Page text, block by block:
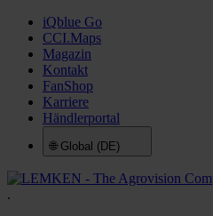
iQblue Go
CCI.Maps
Magazin
Kontakt
FanShop
Karriere
Händlerportal
🌐 Global (DE)
.